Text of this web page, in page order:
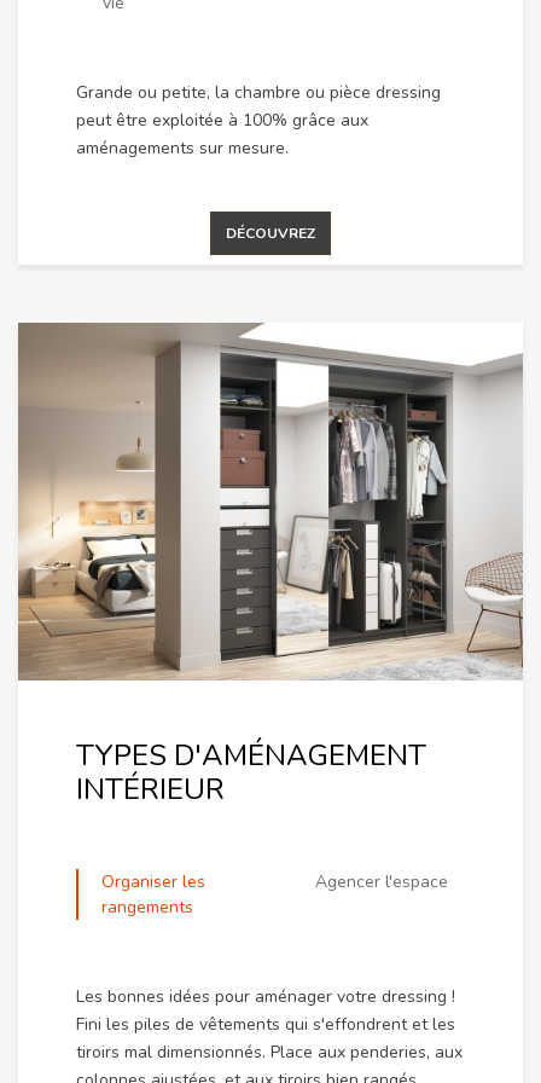
Grande ou petite, la chambre ou pièce dressing
peut être exploitée à 100% grâce aux
aménagements sur mesure.
DÉCOUVREZ
TYPES D'AMÉNAGEMENT
INTÉRIEUR
Organiser les
rangements
Agencer l'espace
Les bonnes idées pour aménager votre dressing !
Fini les piles de vêtements qui s'effondrent et les
tiroirs mal dimensionnés. Place aux penderies, aux